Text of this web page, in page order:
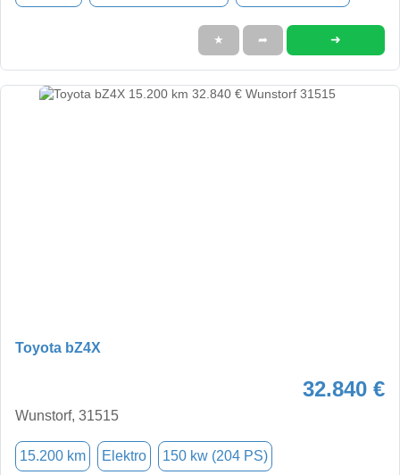
★ ➦ ➜
Toyota bZ4X
32.840 €
Wunstorf, 31515
15.200 km Elektro 150 kw (204 PS)